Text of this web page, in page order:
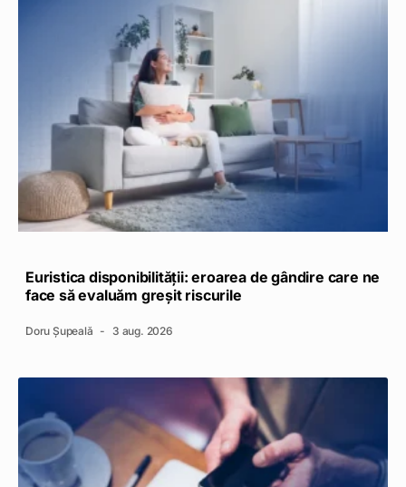
Euristica disponibilității: eroarea de gândire care ne
face să evaluăm greșit riscurile
Doru Șupeală 3 aug. 2026